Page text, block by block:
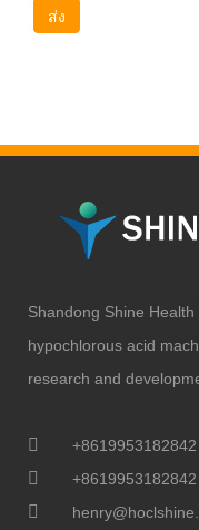
ส่ง
Shandong Shine
hypochlorous acid
research and
+8619953182842
+8619953182842